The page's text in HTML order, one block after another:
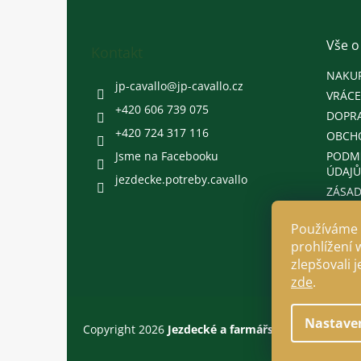
prohlížení
zlepšovali
zde.
jp-cavallo@jp-cavallo.cz
+420 606 739 075
+420 724 317 116
Jsme na Facebooku
jezdecke.potreby.cavallo
Vše
ÚDAJŮ
Copyright 2026 Jezdecké a farmářské potřeby